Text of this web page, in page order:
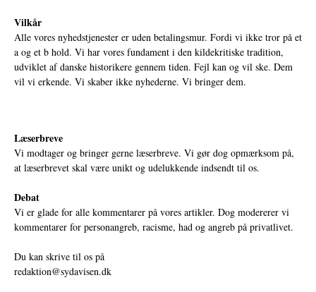
Vilkår
Alle vores nyhedstjenester er uden betalingsmur. Fordi vi ikke tror på et
a og et b hold. Vi har vores fundament i den kildekritiske tradition,
udviklet af danske historikere gennem tiden. Fejl kan og vil ske. Dem
vil vi erkende. Vi skaber ikke nyhederne. Vi bringer dem.
Læserbreve
Vi modtager og bringer gerne læserbreve. Vi gør dog opmærksom på,
at læserbrevet skal være unikt og udelukkende indsendt til os.
Debat
Vi er glade for alle kommentarer på vores artikler. Dog modererer vi
kommentarer for personangreb, racisme, had og angreb på privatlivet.
Du kan skrive til os på
redaktion@sydavisen.dk